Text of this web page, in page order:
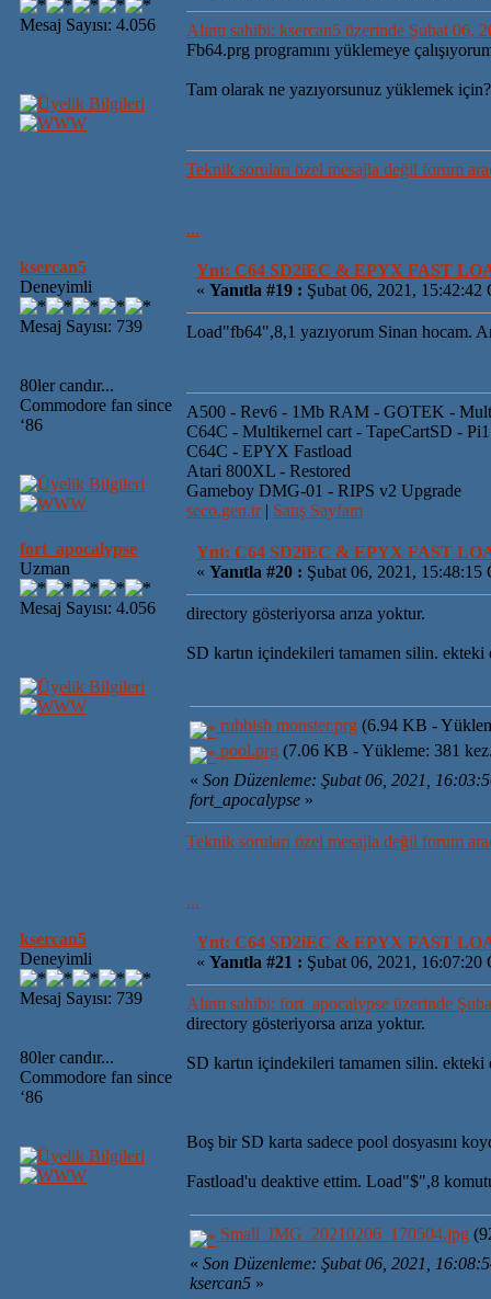
Mesaj Sayısı: 4.056
Alıntı sahibi: ksercan5 üzerinde Şubat 06,
Fb64.prg programını yüklemeye
Tam olarak ne yazıyorsunuz yüklemek için?
Teknik soruları özel mesajla değil forum
...
ksercan5
Deneyimli
Mesaj Sayısı: 739
80ler candır...
Commodore fan since
‘86
Ynt: C64 SD2iEC & EPYX FAST
« Yanıtla #19 : Şubat 06, 2021, 15:42:42
Load"fb64",8,1 yazıyorum Sinan hocam.
A500 - Rev6 - 1Mb RAM - GOTEK -
C64C - Multikernel cart - TapeCartSD -
C64C - EPYX Fastload
Atari 800XL - Restored
Gameboy DMG-01 - RIPS v2 Upgrade
seco.gen.tr| Satış Sayfam
fort_apocalypse
Uzman
Mesaj Sayısı: 4.056
Ynt: C64 SD2iEC & EPYX FAST
« Yanıtla #20 : Şubat 06, 2021, 15:48:15
directory gösteriyorsa arıza yoktur.
SD kartın içindekileri tamamen silin.
rubbish monster.prg (6.94 KB -
pool.prg (7.06 KB - Yükleme: 381
« Son Düzenleme: Şubat 06, 2021,
fort_apocalypse »
Teknik soruları özel mesajla değil forum
...
ksercan5
Deneyimli
Mesaj Sayısı: 739
80ler candır...
Commodore fan since
‘86
Ynt: C64 SD2iEC & EPYX FAST
« Yanıtla #21 : Şubat 06, 2021, 16:07:20
Alıntı sahibi: fort_apocalypse üzerinde
directory gösteriyorsa arıza yoktur.
SD kartın içindekileri tamamen silin.
Boş bir SD karta sadece pool dosyasını
Fastload'u deaktive ettim. Load"$",8
Small_IMG_20210206_170504.jpg
« Son Düzenleme: Şubat 06, 2021,
ksercan5 »